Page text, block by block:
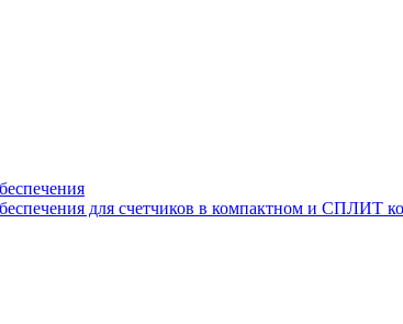
для счетчиков в компактном и СПЛИТ